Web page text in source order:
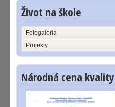
Život na škole
Fotogaléria
Projekty
Národná cena kvality